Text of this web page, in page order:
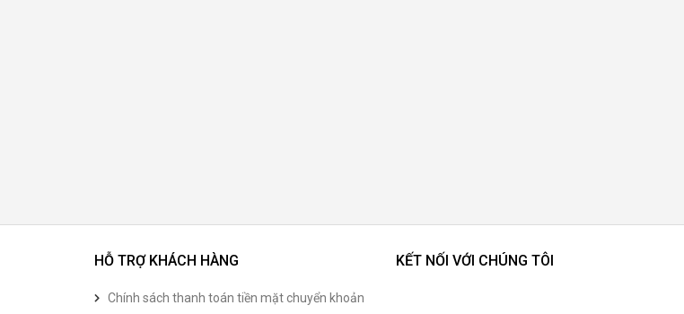
HỖ TRỢ KHÁCH HÀNG
Chính sách thanh toán tiền mặt chuyển khoản
KẾT NỐI VỚI CHÚNG TÔI